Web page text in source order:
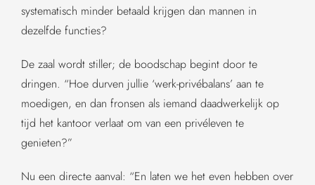
systematisch minder betaald krijgen dan mannen in
dezelfde functies?
De zaal wordt stiller; de boodschap begint door te
dringen. “Hoe durven jullie ‘werk-privébalans’ aan te
moedigen, en dan fronsen als iemand daadwerkelijk op
tijd het kantoor verlaat om van een privéleven te
genieten?”
Nu een directe aanval: “En laten we het even hebben over